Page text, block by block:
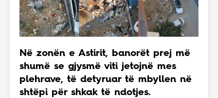
Në zonën e Astirit, banorët prej më
shumë se gjysmë viti jetojnë mes
plehrave, të detyruar të mbyllen në
shtëpi për shkak të ndotjes.